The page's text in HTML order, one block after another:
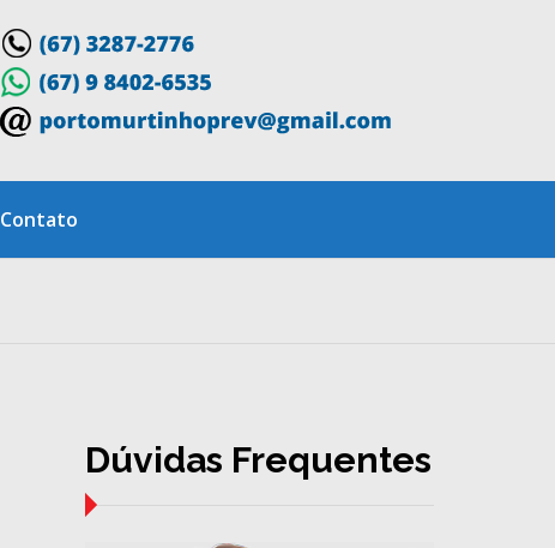
Contato
Dúvidas Frequentes